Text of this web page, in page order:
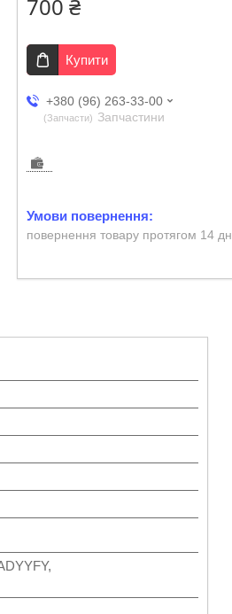
700 ₴
Купити
+380 (96) 263-33-00
Запчасти Запчастини
повернення товару протягом 14